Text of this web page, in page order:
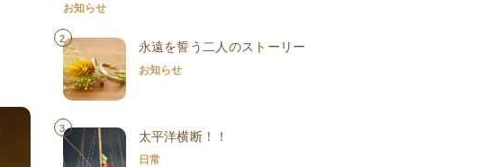
お知らせ
2
永遠を誓う二人のストーリー
お知らせ
3
太平洋横断！！
日常